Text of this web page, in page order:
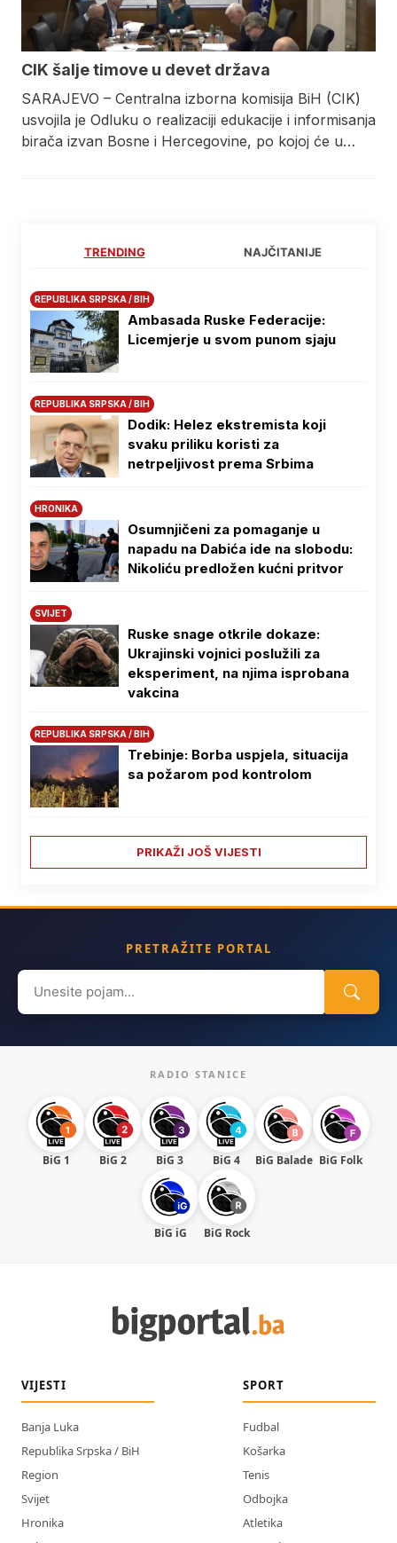
CIK šalje timove u devet država
SARAJEVO – Centralna izborna komisija BiH (CIK)
usvojila je Odluku o realizaciji edukacije i informisanja
birača izvan Bosne i Hercegovine, po kojoj će u…
TRENDING NAJČITANIJE
REPUBLIKA SRPSKA / BIH
Ambasada Ruske Federacije:
Licemjerje u svom punom sjaju
REPUBLIKA SRPSKA / BIH
Dodik: Helez ekstremista koji
svaku priliku koristi za
netrpeljivost prema Srbima
HRONIKA
Osumnjičeni za pomaganje u
napadu na Dabića ide na slobodu:
Nikoliću predložen kućni pritvor
SVIJET
Ruske snage otkrile dokaze:
Ukrajinski vojnici poslužili za
eksperiment, na njima isprobana
vakcina
REPUBLIKA SRPSKA / BIH
Trebinje: Borba uspjela, situacija
sa požarom pod kontrolom
PRIKAŽI JOŠ VIJESTI
PRETRAŽITE PORTAL
Search
for:
RADIO STANICE
BiG 1 BiG 2 BiG 3 BiG 4 BiG Balade BiG Folk
BiG iG BiG Rock
VIJESTI
Banja Luka
Republika Srpska / BiH
Region
Svijet
Hronika
SPORT
Fudbal
Košarka
Tenis
Odbojka
Atletika